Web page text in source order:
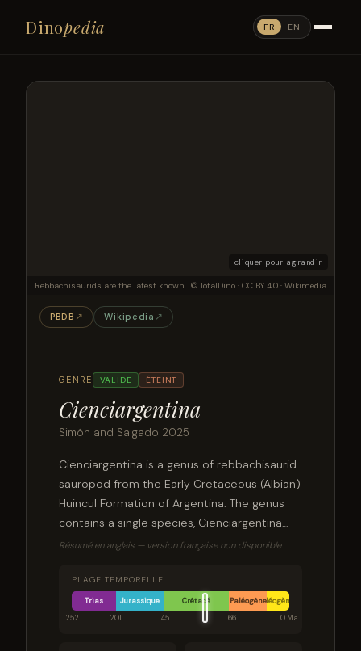
Dinopedia FR EN
GENRE VALIDE ÉTEINT
Cienciargentina
Simón and Salgado 2025
Cienciargentina is a genus of rebbachisaurid
sauropod from the Early Cretaceous (Albian)
Huincul Formation of Argentina. The genus
contains a single species, Cienciargentina
sanchezi, known from three partial skeletons
fourth definitive rebbachisaurid to be named
from the Huincul Formation.
Résumé en anglais — version française non disponible.
PLAGE TEMPORELLE
Trias Jurassique Crétacé PaléogèneNéogène
252
201 145 66 0 Ma
cliquer pour agrandir
Rebbachisaurids are the latest known sauropod dinosaurs outside the titanosaur lineage. Cienciargentina is a rebbachisaurid from the Late Cretaceous, making it among the most recent. It had many hollow bones, and likely had batteries of teeth used for chewing, a rebbachisaurid feature unique among sauropods. © TotalDino · CC BY 4.0 · Wikimedia
PBDB ↗ Wikipedia ↗